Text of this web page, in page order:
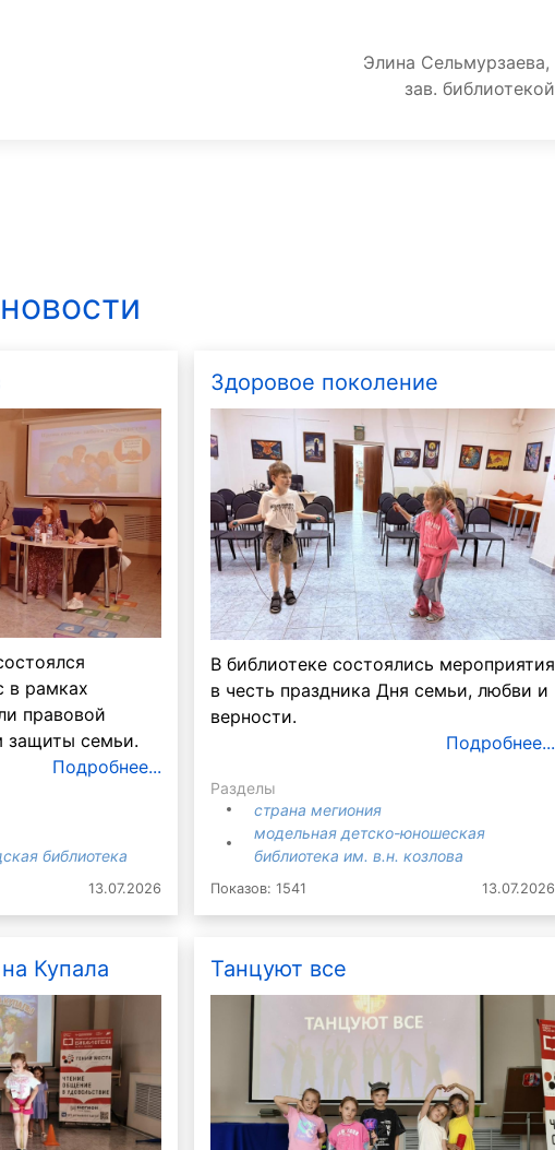
Элина Сельмурзаева,
зав. библиотекой
в рамках
правовой
защиты семьи.
Подробнее...
библиотека
13.07.2026
Здоровое поколение
В библиотеке состоялись мероприятия
в честь праздника Дня семьи, любви и
верности.
Подробнее...
Разделы
страна мегиония
модельная детско-юношеская
библиотека им. в.н. козлова
Показов: 1541 13.07.2026
Купала Танцуют все